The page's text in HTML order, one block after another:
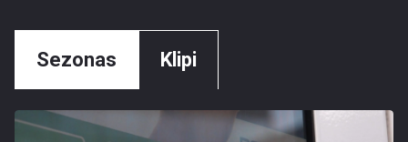
Sezonas Klipi